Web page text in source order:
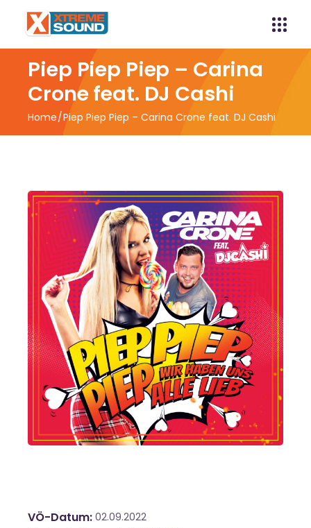
Piep Piep Piep – Carina
Crone feat. DJ Cashi
Home Piep Piep Piep – Carina Crone feat. DJ Cashi
VÖ-Datum 02.09.2022